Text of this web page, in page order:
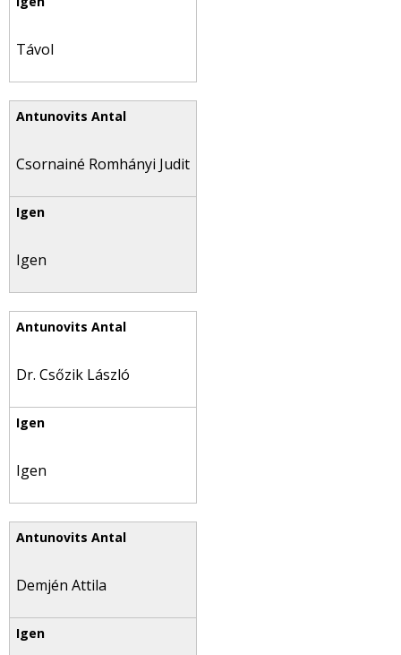
Távol
Csornainé Romhányi Judit
Igen
Dr. Csőzik László
Igen
Demjén Attila